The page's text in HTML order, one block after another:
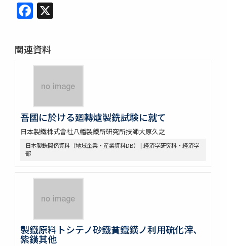
Facebook
関連資料
吾國に於ける廻轉爐製銑試験に就て
日本製鐵株式會社八幡製鐵所研究所技師大原久之
日本製鉄関係資料（地域企業・産業資料DB） | 経済学研究科・経済学
部
製鐵原料トシテノ砂鐵貧鐵鐄ノ利用硫化滓、
紫鐄其他